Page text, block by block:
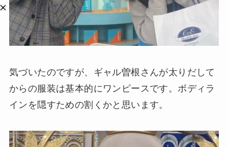
気づいたのですが、ギャル曽根さんが太りだして
からの服装は基本的にワンピースです。ボディラ
インを隠すための割くかと思います。